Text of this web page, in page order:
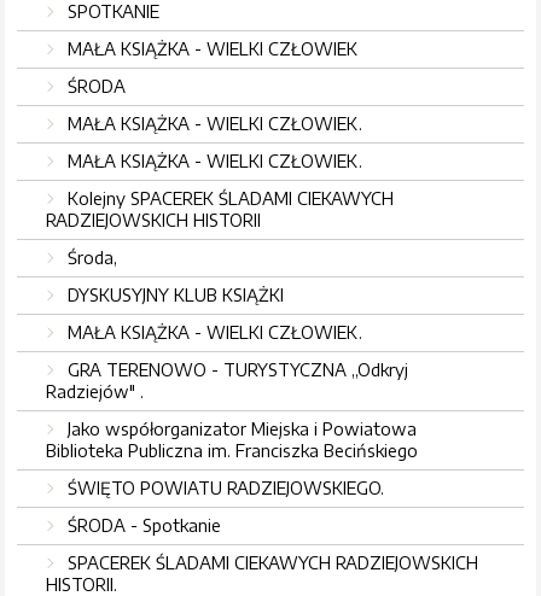
SPOTKANIE
MAŁA KSIĄŻKA - WIELKI CZŁOWIEK
ŚRODA
MAŁA KSIĄŻKA - WIELKI CZŁOWIEK.
MAŁA KSIĄŻKA - WIELKI CZŁOWIEK.
Kolejny SPACEREK ŚLADAMI CIEKAWYCH
RADZIEJOWSKICH HISTORII
Środa,
DYSKUSYJNY KLUB KSIĄŻKI
MAŁA KSIĄŻKA - WIELKI CZŁOWIEK.
GRA TERENOWO - TURYSTYCZNA ,,Odkryj
Radziejów" .
Jako współorganizator Miejska i Powiatowa
Biblioteka Publiczna im. Franciszka Becińskiego
ŚWIĘTO POWIATU RADZIEJOWSKIEGO.
ŚRODA - Spotkanie
SPACEREK ŚLADAMI CIEKAWYCH RADZIEJOWSKICH
HISTORII.